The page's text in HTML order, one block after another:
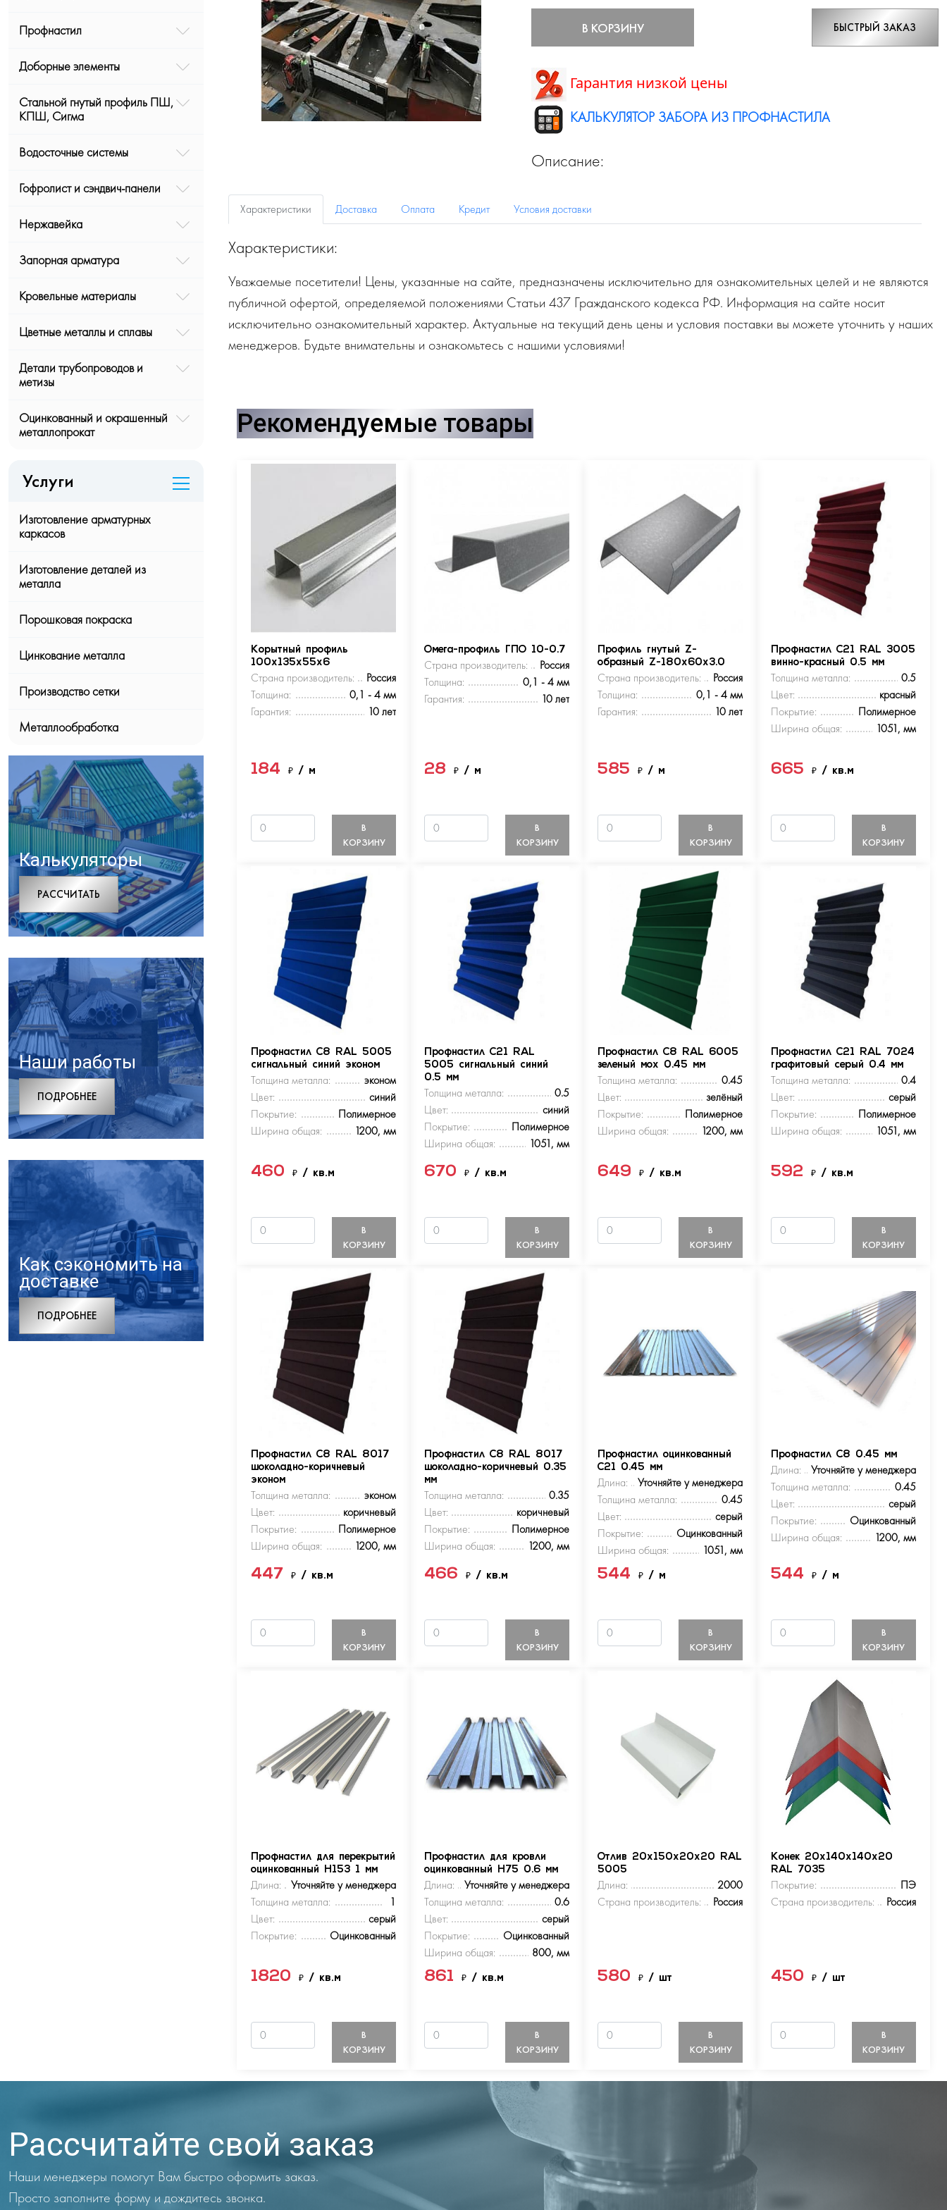
Профнастил
Доборные элементы
Стальной гнутый профиль ПШ,
КПШ, Сигма
Водосточные системы
Гофролист и сэндвич-панели
Нержавейка
Запорная арматура
Кровельные материалы
Цветные металлы и сплавы
Детали трубопроводов и
метизы
Оцинкованный и окрашенный
металлопрокат
Услуги
Изготовление арматурных
каркасов
Изготовление деталей из
металла
Порошковая покраска
Цинкование металла
Производство сетки
Металлообработка
Калькуляторы
РАCСЧИТАТЬ
Наши работы
ПОДРОБНЕЕ
Как сэкономить на
доставке
ПОДРОБНЕЕ
В КОРЗИНУ БЫСТРЫЙ ЗАКАЗ
Гарантия низкой цены
КАЛЬКУЛЯТОР ЗАБОРА ИЗ ПРОФНАСТИЛА
Описание:
Характеристики Доставка Оплата Кредит Условия доставки
Характеристики:
Уважаемые посетители! Цены, указанные на сайте, предназначены исключительно для ознакомительных целей и не являются
публичной офертой, определяемой положениями Статьи 437 Гражданского кодекса РФ. Информация на сайте носит
исключительно ознакомительный характер. Актуальные на текущий день цены и условия поставки вы можете уточнить у наших
менеджеров. Будьте внимательны и ознакомьтесь с нашими условиями!
Рекомендуемые товары
Корытный профиль
100х135х55х6
Страна производитель:
Россия
Толщина:
0,1 - 4 мм
Гарантия:
10 лет
184₽/ м
В
КОРЗИНУ
Омега-профиль ГПО 10-0.7
Страна производитель:
Россия
Толщина:
0,1 - 4 мм
Гарантия:
10 лет
28₽/ м
В
КОРЗИНУ
Профиль гнутый Z-
образный Z-180х60х3.0
Страна производитель:
Россия
Толщина:
0,1 - 4 мм
Гарантия:
10 лет
585₽/ м
В
КОРЗИНУ
Профнастил С21 RAL 3005
винно-красный 0.5 мм
Толщина металла:
0.5
Цвет:
красный
Покрытие:
Полимерное
Ширина общая:
1051, мм
665 ₽ / кв.м
В
КОРЗИНУ
Профнастил С8 RAL 5005
сигнальный синий эконом
Толщина металла:
эконом
Цвет:
синий
Покрытие:
Полимерное
Ширина общая:
1200, мм
460₽/ кв.м
В
КОРЗИНУ
Профнастил С21 RAL
5005 сигнальный синий
0.5 мм
Толщина металла:
0.5
Цвет:
синий
Покрытие:
Полимерное
Ширина общая:
1051, мм
670₽/ кв.м
В
КОРЗИНУ
Профнастил С8 RAL 6005
зеленый мох 0.45 мм
Толщина металла:
0.45
Цвет:
зелёный
Покрытие:
Полимерное
Ширина общая:
1200, мм
649₽/ кв.м
В
КОРЗИНУ
Профнастил С21 RAL 7024
графитовый серый 0.4 мм
Толщина металла:
0.4
Цвет:
серый
Покрытие:
Полимерное
Ширина общая:
1051, мм
592 ₽ / кв.м
В
КОРЗИНУ
Профнастил С8 RAL 8017
шоколадно-коричневый
эконом
Толщина металла:
эконом
Цвет:
коричневый
Покрытие:
Полимерное
Ширина общая:
1200, мм
447₽/ кв.м
В
КОРЗИНУ
Профнастил С8 RAL 8017
шоколадно-коричневый 0.35
мм
Толщина металла:
0.35
Цвет:
коричневый
Покрытие:
Полимерное
Ширина общая:
1200, мм
466₽/ кв.м
В
КОРЗИНУ
Профнастил оцинкованный
С21 0.45 мм
Длина:
Уточняйте у менеджера
Толщина металла:
0.45
Цвет:
серый
Покрытие:
Оцинкованный
Ширина общая:
1051, мм
544₽/ м
В
КОРЗИНУ
Профнастил С8 0.45 мм
Длина:
Уточняйте у менеджера
Толщина металла:
0.45
Цвет:
серый
Покрытие:
Оцинкованный
Ширина общая:
1200, мм
544 ₽ / м
В
КОРЗИНУ
Профнастил для перекрытий
оцинкованный Н153 1 мм
Длина:
Уточняйте у менеджера
Толщина металла:
1
Цвет:
серый
Покрытие:
Оцинкованный
1820₽/ кв.м
В
КОРЗИНУ
Профнастил для кровли
оцинкованный Н75 0.6 мм
Длина:
Уточняйте у менеджера
Толщина металла:
0.6
Цвет:
серый
Покрытие:
Оцинкованный
Ширина общая:
800, мм
861₽/ кв.м
В
КОРЗИНУ
Отлив 20х150х20х20 RAL
5005
Длина:
2000
Страна производитель:
Россия
580₽/ шт
В
КОРЗИНУ
Конек 20х140х140х20
RAL 7035
Покрытие:
ПЭ
Страна производитель:
Россия
450 ₽ / шт
В
КОРЗИНУ
Рассчитайте свой заказ
Наши менеджеры помогут Вам быстро оформить заказ.
Просто заполните форму и дождитесь звонка.